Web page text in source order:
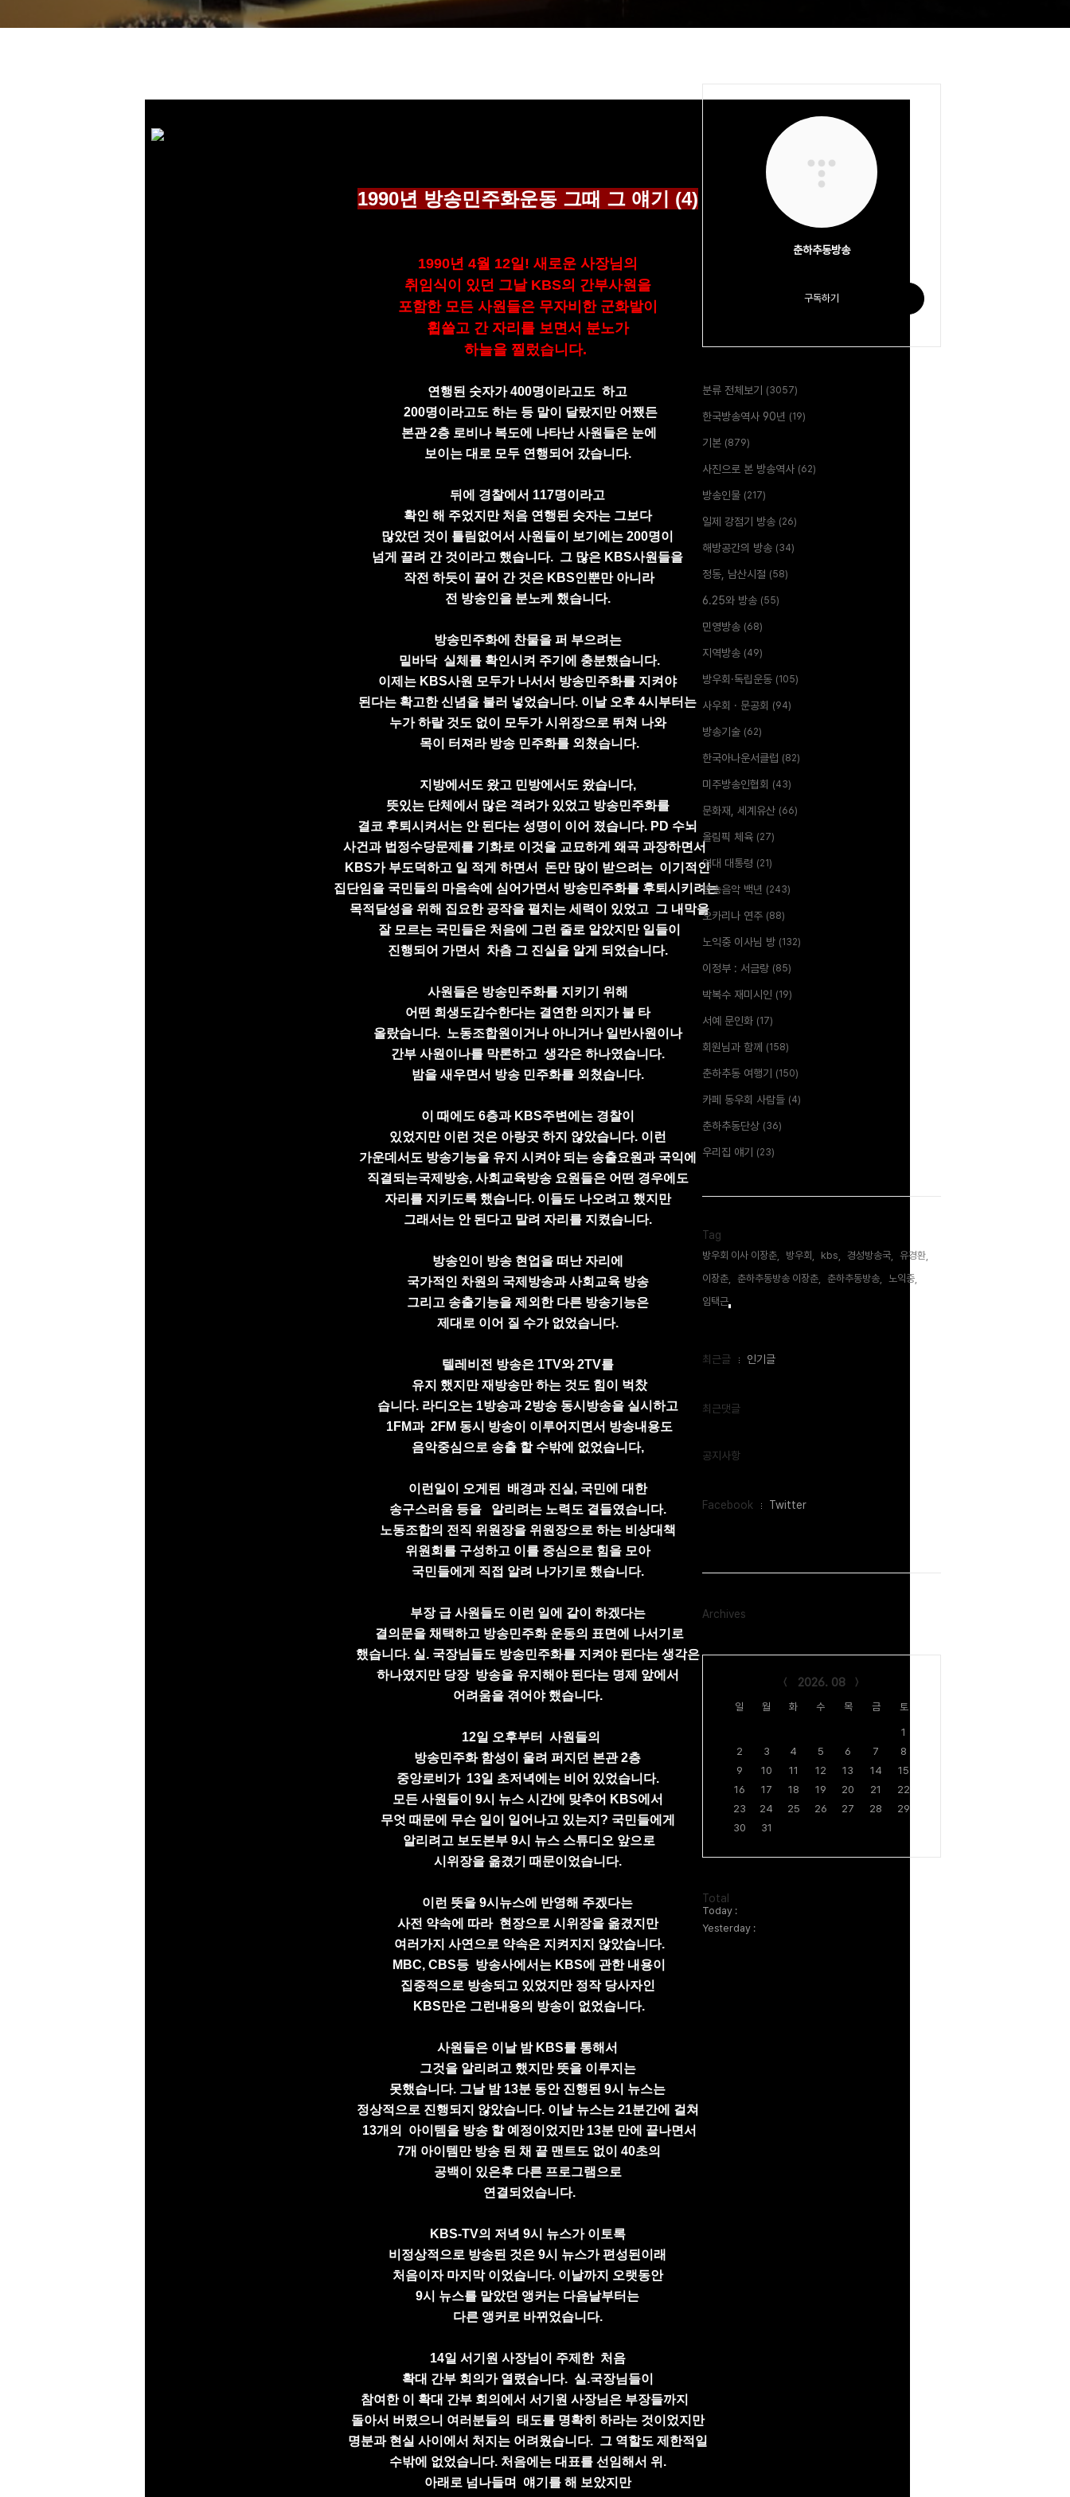
1990년 방송민주화운동 그때 그 얘기 (4)
1990년 4월 12일! 새로운 사장님의
취임식이 있던 그날 KBS의 간부사원을
포함한 모든 사원들은 무자비한 군화발이
휩쓸고 간 자리를보면서 분노가
하늘을 찔렀습니다.
연행된 숫자가 400명이라고도 하고
200명이라고도 하는 등 말이 달랐지만 어쨌든
본관 2층 로비나 복도에 나타난 사원들은 눈에
보이는 대로 모두 연행되어 갔습니다.
뒤에 경찰에서 117명이라고
확인 해 주었지만 처음 연행된 숫자는 그보다
많았던 것이 틀림없어서 사원들이 보기에는 200명이
넘게 끌려 간 것이라고 했습니다. 그 많은 KBS사원들을
작전 하듯이 끌어 간 것은 KBS인뿐만 아니라
전 방송인을 분노케 했습니다.
방송민주화에 찬물을 퍼 부으려는
밑바닥 실체를 확인시켜 주기에
충분했습니다.
이제는 KBS사원 모두가 나서서 방송민주화를 지켜야
된다는 확고한 신념을 불러 넣었습니다. 이날 오후 4시부터는
누가 하랄 것도 없이 모두가 시위장으로 뛰쳐 나와
목이 터져라 방송 민주화를 외쳤습니다.
지방에서도 왔고 민방에서도 왔습니다,
뜻있는 단체에서 많은 격려가 있었고 방송민주화를
결코 후퇴시켜서는 안 된다는 성명이 이어 졌습니다. PD 수뇌
사건과법정수당문제를 기화로 이것을 교묘하게 왜곡 과장하면서
KBS가 부도덕하고 일 적게 하면서 돈만 많이 받으려는 이기적인
집단임을 국민들의 마음속에 심어가면서 방송민주화를 후퇴시키려는
목적달성을 위해 집요한 공작을 펼치는 세력이 있었고 그 내막을
잘 모르는 국민들은 처음에 그런 줄로 알았지만 일들이
진행되어 가면서
차츰 그 진실을 알게 되었습니다.
사원들은 방송민주화를 지키기 위해
어떤 희생도감수한다는 결연한 의지가 불 타
올랐습니다. 노동조합원이거나 아니거나 일반사원이나
간부 사원이나를 막론하고 생각은 하나였습니다.
밤을 새우면서 방송 민주화를 외쳤습니다.
이 때에도 6층과 KBS주변에는 경찰이
있었지만이런 것은 아랑곳 하지 않았습니다. 이런
가운데서도 방송기능을 유지 시켜야 되는 송출요원과국익에
직결되는국제방송, 사회교육방송 요원들은 어떤 경우에도
자리를 지키도록 했습니다. 이들도 나오려고 했지만
그래서는 안 된다고 말려 자리를 지켰습니다.
방송인이 방송 현업을 떠난 자리에
국가적인 차원의 국제방송과 사회교육 방송
그리고 송출기능을 제외한 다른 방송기능은
제대로 이어 질 수가 없었습니다.
텔레비전 방송은 1TV와 2TV를
유지 했지만재방송만 하는 것도 힘이 벅찼
습니다. 라디오는 1방송과 2방송 동시방송을 실시하고
1FM과 2FM 동시 방송이 이루어지면서 방송내용도
음악중심으로 송출 할 수밖에 없었습니다,
이런일이 오게된 배경과 진실, 국민에 대한
송구스러움 등을
알리려는 노력도 곁들였습니다.
노동조합의 전직 위원장을 위원장으로 하는 비상대책
위원회를 구성하고 이를 중심으로 힘을 모아
국민들에게 직접 알려 나가기로 했습니다.
부장 급 사원들도 이런 일에 같이 하겠다는
결의문을 채택하고 방송민주화 운동의 표면에 나서기로
했습니다. 실. 국장님들도 방송민주화를 지켜야 된다는 생각은
하나였지만 당장 방송을 유지해야 된다는 명제 앞에서
어려움을 겪어야 했습니다.
12일 오후부터
사원들의
방송민주화 함성이 울려 퍼지던 본관 2층
중앙로비가 13일 초저녁에는 비어 있었습니다.
모든 사원들이 9시 뉴스 시간에 맞추어 KBS에서
무엇 때문에 무슨 일이 일어나고 있는지? 국민들에게
알리려고 보도본부 9시 뉴스 스튜디오 앞으로
시위장을옮겼기 때문이었습니다.
이런 뜻을 9시뉴스에 반영해 주겠다는
사전 약속에 따라 현장으로 시위장을 옮겼지만
여러가지 사연으로 약속은 지켜지지 않았습니다.
MBC, CBS등 방송사에서는 KBS에 관한 내용이
집중적으로 방송되고 있었지만 정작 당사자인
KBS만은 그런내용의 방송이 없었습니다.
사원들은 이날 밤 KBS를 통해서
그것을 알리려고 했지만 뜻을 이루지는
못했습니다. 그날 밤 13분 동안 진행된 9시 뉴스는
정상적으로 진행되지 않았습니다. 이날 뉴스는 21분간에 걸쳐
13개의
아이템을방송 할 예정이었지만 13분 만에 끝나면서
7개 아이템만 방송 된 채 끝 맨트도 없이 40초의
공백이 있은후 다른 프로그램으로
연결되었습니다.
KBS-TV의 저녁 9시 뉴스가 이토록
비정상적으로 방송된 것은 9시 뉴스가 편성된이래
처음이자 마지막 이었습니다. 이날까지 오랫동안
9시 뉴스를 맡았던 앵커는 다음날부터는
다른 앵커로 바뀌었습니다.
14일 서기원 사장님이 주제한 처음
확대 간부 회의가 열렸습니다. 실.국장님들이
참여한 이 확대 간부 회의에서 서기원 사장님은 부장들까지
돌아서 버렸으니 여러분들의 태도를 명확히 하라는 것이었지만
명분과 현실 사이에서 처지는어려웠습니다. 그 역할도 제한적일
수밖에 없었습니다. 처음에는 대표를 선임해서 위.
아래로 넘나들며
얘기를 해 보았지만
춘하추동방송
구독하기
분류 전체보기 (3057)
한국방송역사 90년 (19)
기본 (879)
사진으로 본 방송역사 (62)
방송인물 (217)
일제 강점기 방송 (26)
해방공간의 방송 (34)
정동, 남산시절 (58)
6.25와 방송 (55)
민영방송 (68)
지역방송 (49)
방우회·독립운동 (105)
사우회 · 문공회 (94)
방송기술 (62)
한국아나운서클럽 (82)
미주방송인협회 (43)
문화재, 세계유산 (66)
올림픽 체육 (27)
역대 대통령 (21)
방송음악 백년 (243)
오카리나 연주 (88)
노익중 이사님 방 (132)
이정부 : 서금랑 (85)
박복수 재미시인 (19)
서예 문인화 (17)
회원님과 함께 (158)
춘하추동 여행기 (150)
카페 동우회 사람들 (4)
춘하추동단상 (36)
우리집 얘기 (23)
Tag
방우회 이사 이장춘, 방우회, kbs, 경성방송국,
유경환,
이장춘,
춘하추동방송 이장춘, 춘하추동방송,
노익중,
임택근,
최
인
최근글 인기글
최근댓글
공지사항
페
그
Facebook Twitter
Archives
2026. 08
일 월 화 수 목 금 토
1
2
3 4 5 6 7
8
9
10 11 12 13 14
15
16
17 18 19 20 21
22
23
24 25 26 27 28
29
30
31
방
문
자
수
Total
Today :
Yesterday :